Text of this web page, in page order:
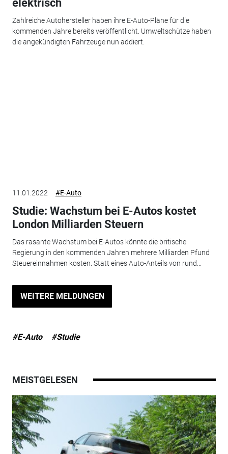
elektrisch
Zahlreiche Autohersteller haben ihre E-Auto-Pläne für die
kommenden Jahre bereits veröffentlicht. Umweltschütze haben
die angekündigten Fahrzeuge nun addiert.
11.01.2022 #E-Auto
Studie: Wachstum bei E-Autos kostet
London Milliarden Steuern
Das rasante Wachstum bei E-Autos könnte die britische
Regierung in den kommenden Jahren mehrere Milliarden Pfund
Steuereinnahmen kosten. Statt eines Auto-Anteils von rund...
WEITERE MELDUNGEN
#E-Auto #Studie
MEISTGELESEN